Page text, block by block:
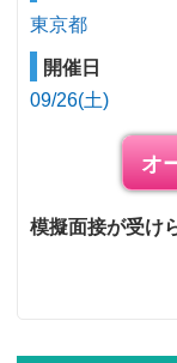
東京都
開催日
09/26(土)
オ
模擬面接が受け